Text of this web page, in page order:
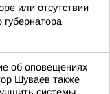
или отсутствии
об оповещениях
Шуваев также